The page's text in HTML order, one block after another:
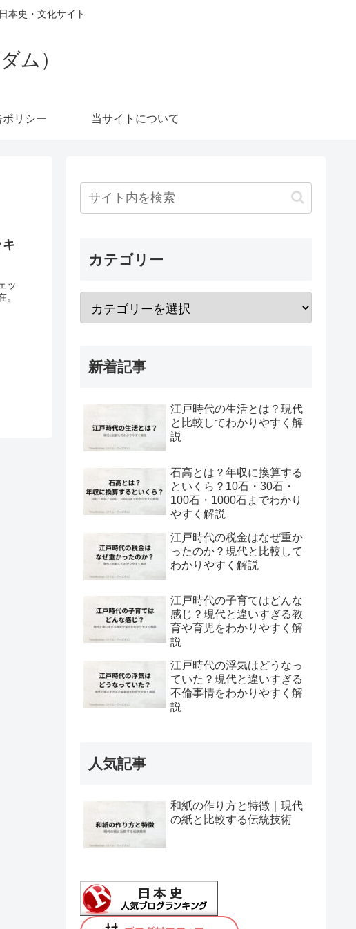
本史・文化サイト
ム）
ポリシー 当サイトについて
ッ
。
カテゴリー
新着記事
江戸時代の生活とは？現代
と比較してわかりやすく解
説
石高とは？年収に換算する
といくら？10石・30石・
100石・1000石までわかり
やすく解説
江戸時代の税金はなぜ重か
ったのか？現代と比較して
わかりやすく解説
江戸時代の子育てはどんな
感じ？現代と違いすぎる教
育や育児をわかりやすく解
説
江戸時代の浮気はどうなっ
ていた？現代と違いすぎる
不倫事情をわかりやすく解
説
人気記事
和紙の作り方と特徴｜現代
の紙と比較する伝統技術